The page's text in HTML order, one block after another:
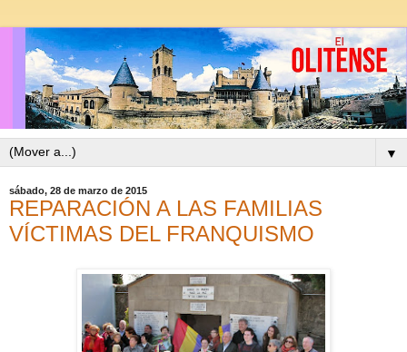
▼
sábado, 28 de marzo de 2015
REPARACIÓN A LAS FAMILIAS
VÍCTIMAS DEL FRANQUISMO